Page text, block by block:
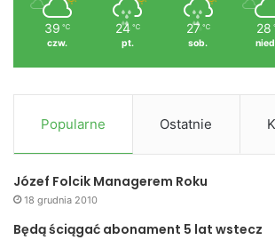
39 ℃
czw.
24 ℃
pt.
27 ℃
sob.
28
Popularne Ostatnie
Józef Folcik Managerem Roku
18 grudnia 2010
Będą ściągać abonament 5 lat wstecz